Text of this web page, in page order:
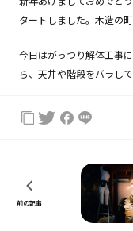
タートしました。木造の
今日はがっつり解体工事
ら、天井や階段をバラし
前の記事